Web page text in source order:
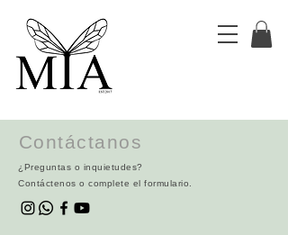
Contáctanos
¿Preguntas o inquietudes?
Contáctenos o complete el formulario.